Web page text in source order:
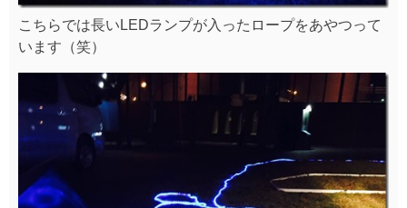
こちらでは長いLEDランプが入ったロープをあやつって
います（笑）